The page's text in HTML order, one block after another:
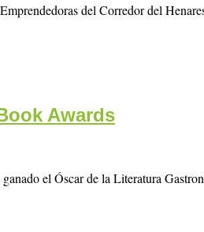
del Corredor del
Awards
el Óscar de la Literatura